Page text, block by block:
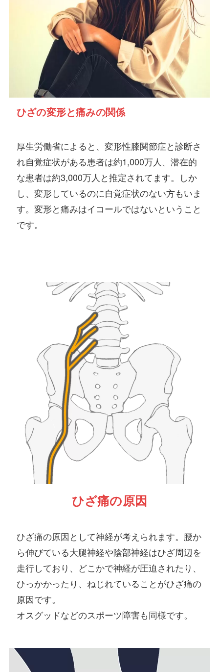
ひざの変形と痛みの関係
厚生労働省によると、変形性膝関節症と診断さ
れ自覚症状がある患者は約1,000万人、潜在的
な患者は約3,000万人と推定されてます。しか
し、変形しているのに自覚症状のない方もいま
す。変形と痛みはイコールではないということ
です。
ひざ痛の原因
ひざ痛の原因として神経が考えられます。腰か
ら伸びている大腿神経や陰部神経はひざ周辺を
走行しており、どこかで神経が圧迫されたり、
ひっかかったり、ねじれていることがひざ痛の
原因です。
オスグッドなどのスポーツ障害も同様です。